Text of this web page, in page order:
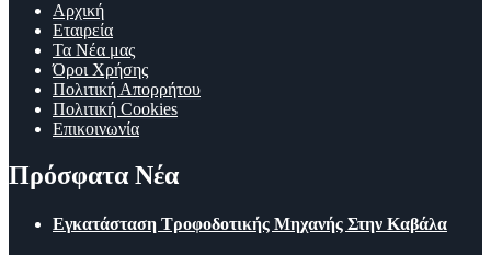
Αρχική
Εταιρεία
Τα Νέα μας
Όροι Χρήσης
Πολιτική Απορρήτου
Πολιτική Cookies
Επικοινωνία
Πρόσφατα Νέα
Εγκατάσταση Τροφοδοτικής Μηχανής Στην Καβάλα